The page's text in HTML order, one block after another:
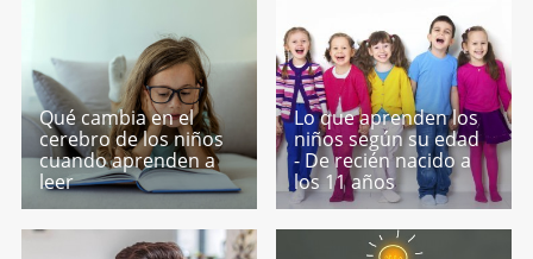
Qué cambia en el
cerebro de los niños
cuando aprenden a
leer
Lo que aprenden los
niños según su edad
- De recién nacido a
los 11 años